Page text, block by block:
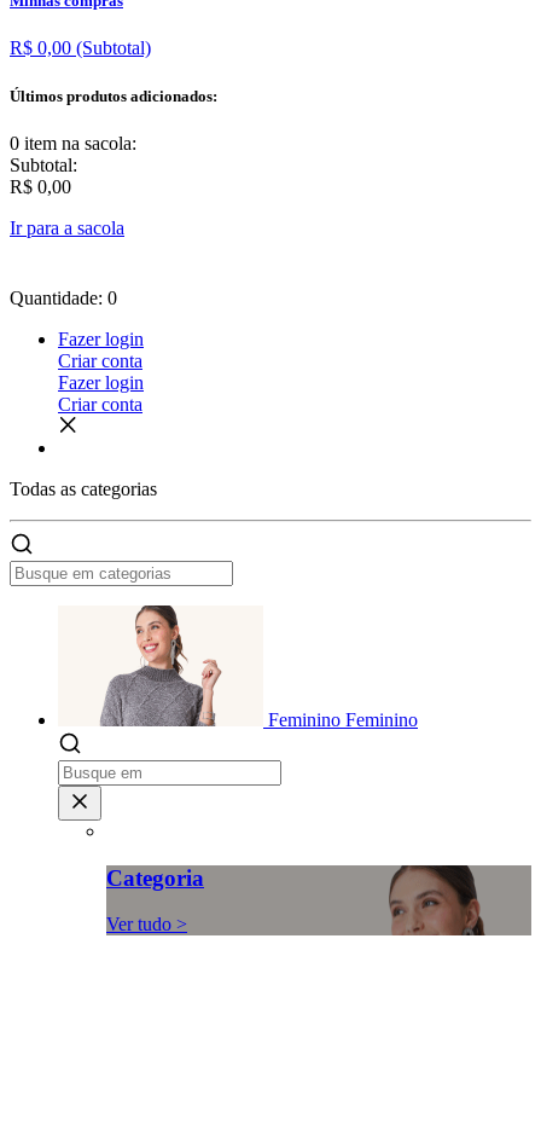
R$ 0,00 (Subtotal)
Últimos produtos adicionados:
0 item na sacola:
Subtotal:
R$ 0,00
Ir para a sacola
Quantidade: 0
Fazer login
Criar conta
Fazer login
Criar conta
Todas as categorias
Feminino Feminino
Categoria
Ver tudo >